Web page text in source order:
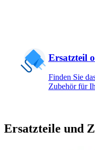
Ersatzteil
Finden Sie
Zubehör für
Ersatzteile und